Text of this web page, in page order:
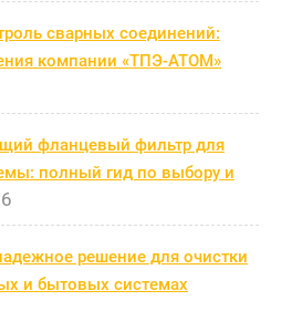
сварных соединений:
компании «ТПЭ-АТОМ»
фланцевый фильтр для
полный гид по выбору и
решение для очистки
и бытовых системах